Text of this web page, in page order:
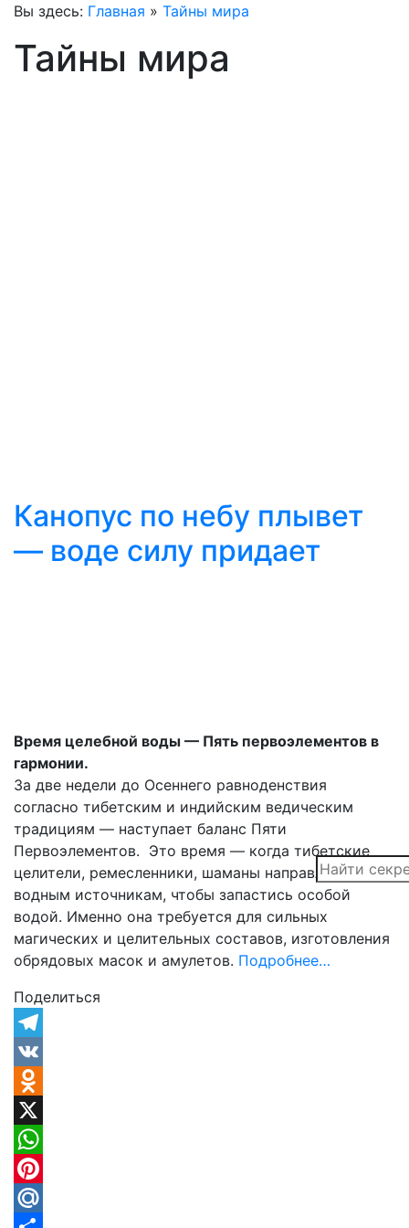
Вы здесь: Главная » Тайны мира
Тайны мира
Канопус по небу плывет
— воде силу придает
Время целебной воды — Пять первоэлементов в
гармонии.
За две недели до Осеннего равноденствия
согласно тибетским и индийским ведическим
традициям — наступает баланс Пяти
Первоэлементов. Это время — когда тибетские
целители, ремесленники, шаманы направляются к
водным источникам, чтобы запастись особой
водой. Именно она требуется для сильных
магических и целительных составов, изготовления
обрядовых масок и амулетов. Подробнее…
Поделиться
Telegram
VK
Odnoklassniki
X
WhatsApp
Pinterest